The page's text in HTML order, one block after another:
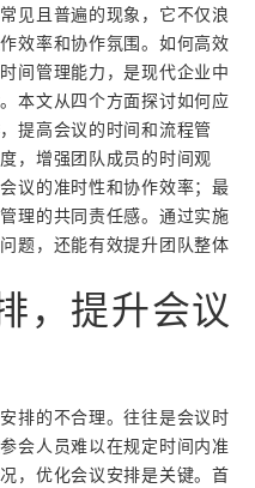
见且普遍的现象，它不仅浪
效率和协作氛围。如何高效
间管理能力，是现代企业中
本文从四个方面探讨如何应
提高会议的时间和流程管
，增强团队成员的时间观
议的准时性和协作效率；最
理的共同责任感。通过实施
题，还能有效提升团队整体
，提升会议
排的不合理。往往是会议时
会人员难以在规定时间内准
，优化会议安排是关键。首